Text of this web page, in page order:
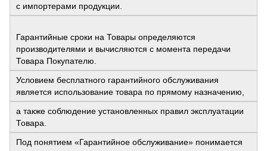
с импортерами продукции.
Гарантийные сроки на Товары определяются
производителями и вычисляются с момента передачи
Товара Покупателю.
Условием бесплатного гарантийного обслуживания
является использование товара по прямому назначению,
а также соблюдение установленных правил эксплуатации
Товара.
Под понятием «Гарантийное обслуживание» понимается